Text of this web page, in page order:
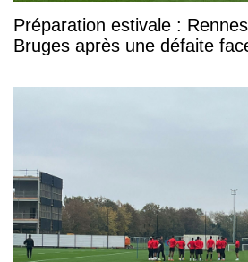
Préparation estivale :
Bruges après une défaite